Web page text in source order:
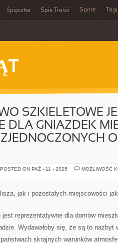
Śpiączka Spis Treści Sprite Tagi
SZKIELETOWE
DLA GNIAZDEK
POSTED ON PAŹ - 11 - 2025
MOŻLIWOŚĆ
jak i pozostałych miejscowości
jest reprezentatywne dla domów
Wydawałoby się, że są to nazbyt
skrajnych warunków